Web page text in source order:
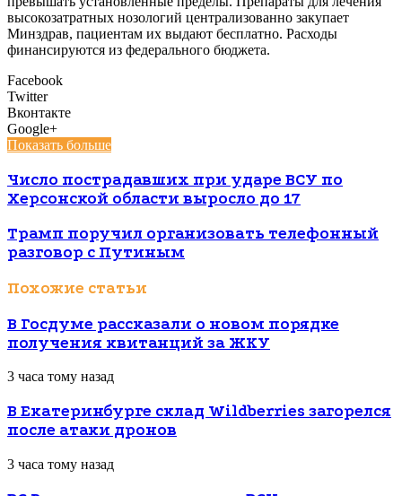
высокозатратных нозологий централизованно закупает
Минздрав, пациентам их выдают бесплатно. Расходы
финансируются из федерального бюджета.
Facebook
Twitter
Вконтакте
Google+
Показать больше
Число пострадавших при ударе ВСУ по
Херсонской области выросло до 17
Трамп поручил организовать телефонный
разговор с Путиным
Похожие статьи
В Госдуме рассказали о новом порядке
получения квитанций за ЖКУ
3 часа тому назад
В Екатеринбурге склад Wildberries загорелся
после атаки дронов
3 часа тому назад